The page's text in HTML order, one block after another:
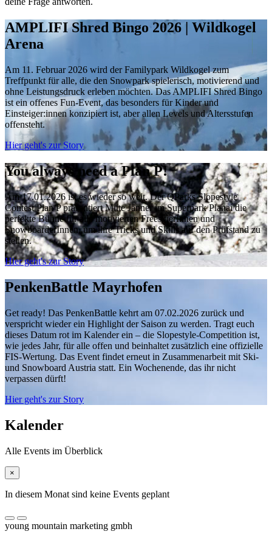
AMPLIFI Shred Bingo 2026 | Wildkogel
Arena
Am 11. Februar 2026 wird der Familypark Wildkogel zum
Treffpunkt für alle, die den Snowpark spielerisch, motivierend und
ohne Leistungsdruck erleben möchten. Das AMPLIFI Shred Bingo
ist ein offenes Fun-Event, das besonders für Kinder und
Einsteiger:innen konzipiert ist, aber allen Levels und Altersstufen
offensteht.
Hier geht's zur Story
You always need a Plan P!
Am 17.01.2026 ist es wieder so weit. Der QParks Slopestyle
Contest Plan P präsentiert Mitte Jänner im Superpark Planai die
perfekte Bühne für alle motivierten FreeskierInnen und
SnowboarderInnen, um ihre Tricks und Skills auf den Prüfstand zu
stellen.
Hier geht's zur Story
PenkenBattle Mayrhofen
Get ready! Das PenkenBattle kehrt am 07.02.2026 zurück und
verspricht wieder ein Highlight der Saison zu werden. Tragt euch
dieses Datum rot im Kalender ein – die Slopestyle-Competition ist,
wie jedes Jahr, für alle offen und beinhaltet zusätzlich eine offizielle
FIS-Wertung. Das Event findet erneut in Zusammenarbeit mit Ski-
und Snowboard Austria statt. Ein Wochenende, das ihr nicht
verpassen dürft!
Hier geht's zur Story
Kalender
Alle Events im Überblick
×
In diesem Monat sind keine Events geplant
young mountain marketing gmbh